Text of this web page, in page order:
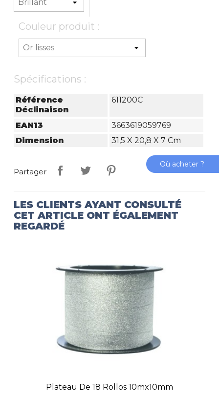
Couleur produit :
Spécifications :
Référence
Déclinaison
611200C
EAN13
3663619059769
Dimension
31,5 X 20,8 X 7 Cm
Partager
LES CLIENTS AYANT CONSULTÉ
CET ARTICLE ONT ÉGALEMENT
REGARDÉ
Plateau De 18 Rollos 10mx10mm
Où acheter ?